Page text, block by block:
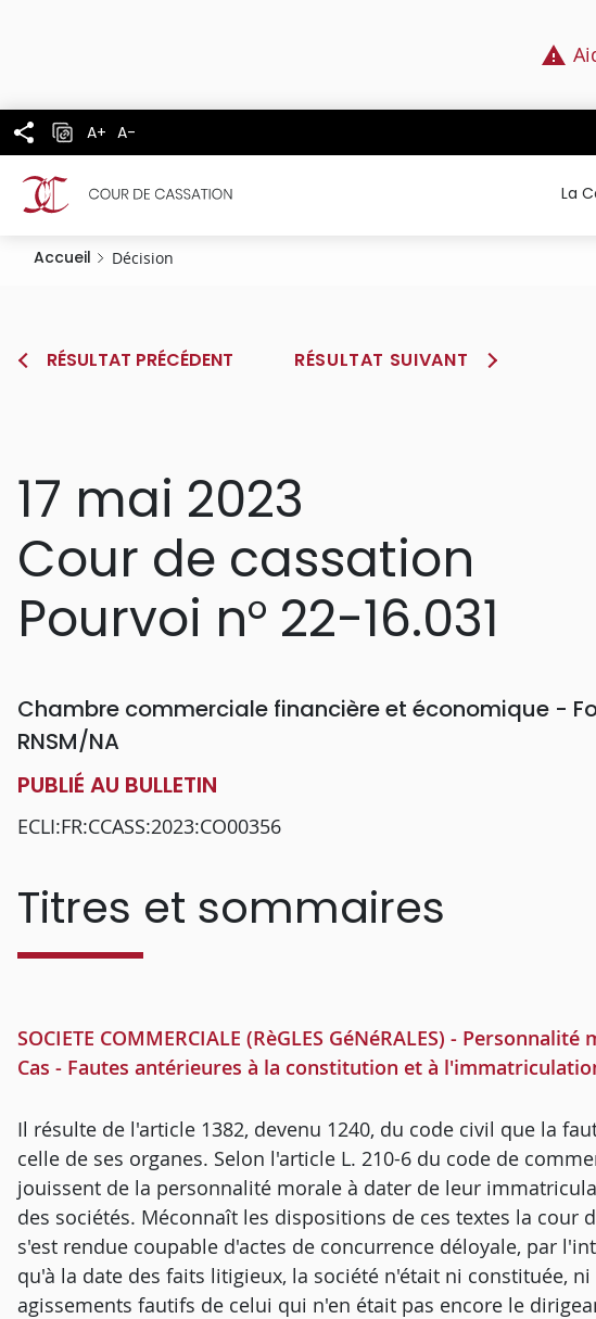
A+ A-
La
Accueil Décision
RÉSULTAT PRÉCÉDENT RÉSULTAT SUIVANT
17 mai 2023
Cour de cassation
Pourvoi n° 22-16.031
Chambre commerciale financière et économique -
RNSM/NA
PUBLIÉ AU BULLETIN
ECLI:FR:CCASS:2023:CO00356
Titres et sommaires
SOCIETE COMMERCIALE (RèGLES GéNéRALES) -
Cas - Fautes antérieures à la constitution et à
Il résulte de l'article 1382, devenu 1240, du code civil que la
celle de ses organes. Selon l'article L. 210-6 du code de
jouissent de la personnalité morale à dater de leur
des sociétés. Méconnaît les dispositions de ces textes la cour
s'est rendue coupable d'actes de concurrence déloyale, par
qu'à la date des faits litigieux, la société n'était ni constituée,
agissements fautifs de celui qui n'en était pas encore le